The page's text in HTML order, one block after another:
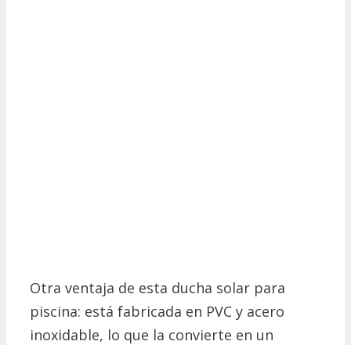
Otra ventaja de esta ducha solar para
piscina: está fabricada en PVC y acero
inoxidable, lo que la convierte en un